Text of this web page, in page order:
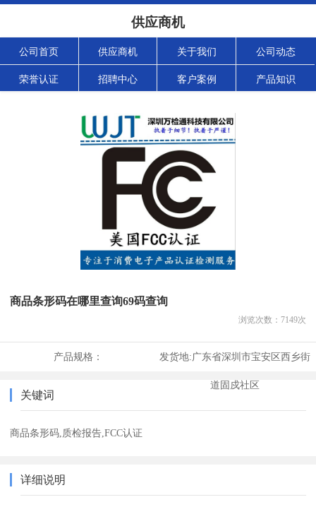
供应商机
公司首页 供应商机 关于我们 公司动态
荣誉认证 招聘中心 客户案例 产品知识
商品条形码在哪里查询69码查询
浏览次数： 7149次
产品规格： 发货地:广东省深圳市宝安区西乡街
道固戍社区
关键词
商品条形码,质检报告,FCC认证
详细说明